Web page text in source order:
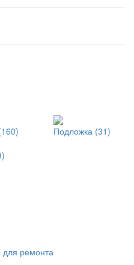
Подложка (31)
ремонта